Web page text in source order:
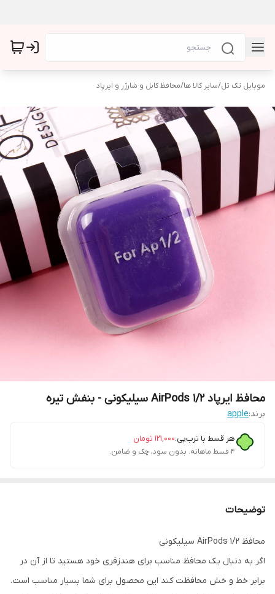
موبایل تک تل/سایر کالا ها/محافظ کابل و شارژر و ایرپاد
محافظ ایرپاد AirPods 1/2 سیلیکونی - بنفش تیره
برند:apple
هر قسط با ترب‌پی:۱۲۱٬۰۰۰ تومان
۴ قسط ماهانه. بدون سود، چک و ضامن.
توضیحات
محافظ AirPods 1/2 سیلیکونی
اگر به دنبال یک محافظ مناسب برای هندزفری خود هستید تا از آن در
برابر خط و خش محافظت کند این محصول برای شما بسیار مناسب است.